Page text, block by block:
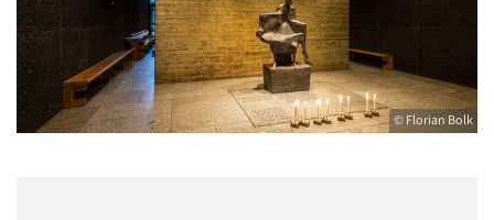
© Florian Bolk